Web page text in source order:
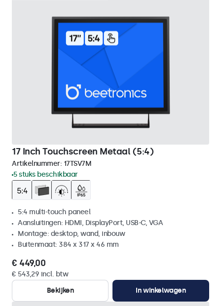
17 Inch Touchscreen Metaal (5:4)
Artikelnummer: 17TSV7M
5 stuks beschikbaar
5:4 multi-touch paneel
Aansluitingen: HDMI, DisplayPort, USB-C, VGA
Montage: desktop, wand, inbouw
Buitenmaat: 384 x 317 x 46 mm
€ 449,00
€ 543,29 incl. btw
Bekijken
In winkelwagen